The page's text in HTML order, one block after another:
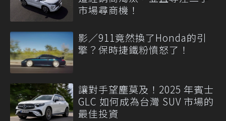
市場尋商機！
影／911竟然換了Honda的引
擎？保時捷鐵粉憤怒了！
讓對手望塵莫及！2025 年賓士
GLC 如何成為台灣 SUV 市場的
最佳投資